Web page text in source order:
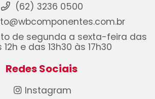
(62) 3236 0500
de segunda a sexta-feira das
e das 13h30 às 17h30
Redes Sociais
Instagram